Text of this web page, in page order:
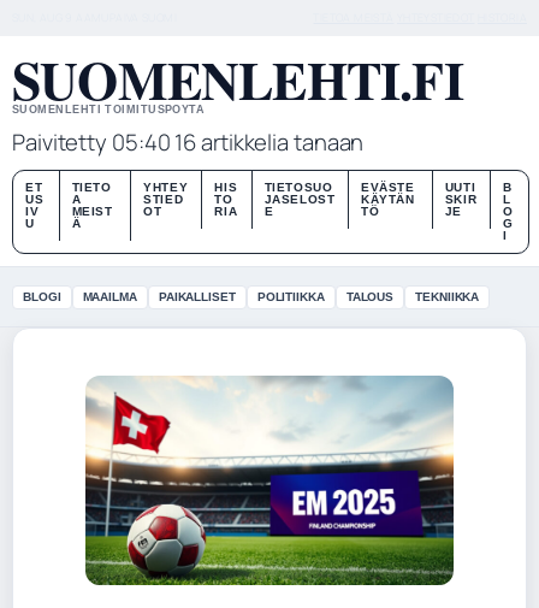
SUOMENLEHTI.FI
SUOMENLEHTI TOIMITUSPOYTA
Paivitetty 05:4016 artikkelia tanaan
ET
US
IV
U
TIETO
A
MEIST
Ä
YHTEY
STIED
OT
HIS
TO
RIA
TIETOSUO
JASELOST
E
EVÄSTE
KÄYTÄN
TÖ
UUTI
SKIR
JE
B
L
O
G
I
BLOGI MAAILMA PAIKALLISET POLITIIKKA TALOUS TEKNIIKKA